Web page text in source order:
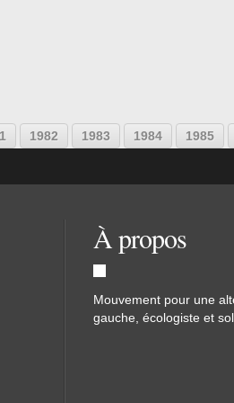
1982 1983 1984 1985
À propos
Mouvement pour une
gauche, écologiste et